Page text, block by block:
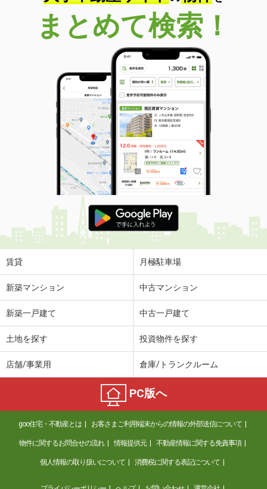
まとめて検索！
賃貸 月極駐車場
新築マンション 中古マンション
新築一戸建て 中古一戸建て
土地を探す 投資物件を探す
店舗/事業用 倉庫/トランクルーム
PC版へ
goo住宅・不動産とは お客さまご利用端末からの情報の外部送信について
物件に関するお問合せの流れ 情報提供元 不動産情報に関する免責事項
個人情報の取り扱いについて 消費税に関する表記について